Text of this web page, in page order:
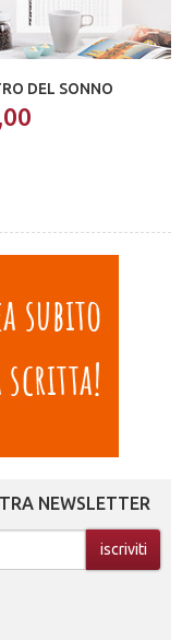
DEL SONNO
NEWSLETTER